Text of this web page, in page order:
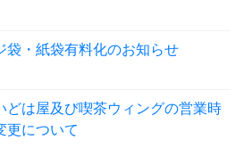
袋・紙袋有料化のお知らせ
どは屋及び喫茶ウィングの営業時
更について